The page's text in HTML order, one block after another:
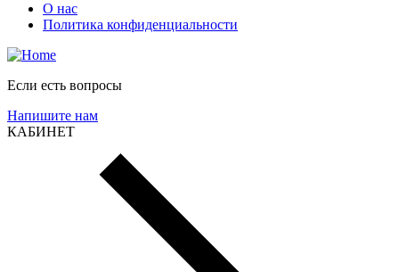
О нас
Политика конфиденциальности
Если есть вопросы
Напишите нам
КАБИНЕТ